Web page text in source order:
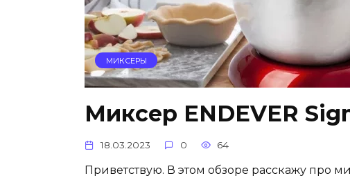
МИКСЕРЫ
Миксер ENDEVER
18.03.2023 0 64
Приветствую. В этом обзоре расскажу про